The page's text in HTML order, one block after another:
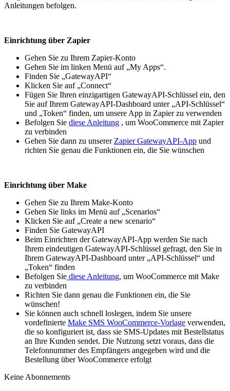
Anleitungen befolgen.
Einrichtung über Zapier
Gehen Sie zu Ihrem Zapier-Konto
Gehen Sie im linken Menü auf „My Apps“.
Finden Sie „GatewayAPI“
Klicken Sie auf „Connect“
Fügen Sie Ihren einzigartigen GatewayAPI-Schlüssel ein, den
Sie auf Ihrem GatewayAPI-Dashboard unter „API-Schlüssel“
und „Token“ finden, um unsere App in Zapier zu verwenden
Befolgen Sie diese Anleitung , um WooCommerce mit Zapier
zu verbinden
Gehen Sie dann zu unserer Zapier GatewayAPI-App und
richten Sie genau die Funktionen ein, die Sie wünschen
Einrichtung über Make
Gehen Sie zu Ihrem Make-Konto
Gehen Sie links im Menü auf „Scenarios“
Klicken Sie auf „Create a new scenario“
Finden Sie GatewayAPI
Beim Einrichten der GatewayAPI-App werden Sie nach
Ihrem eindeutigen GatewayAPI-Schlüssel gefragt, den Sie in
Ihrem GatewayAPI-Dashboard unter „API-Schlüssel“ und
„Token“ finden
Befolgen Sie diese Anleitung, um WooCommerce mit Make
zu verbinden
Richten Sie dann genau die Funktionen ein, die Sie
wünschen!
Sie können auch schnell loslegen, indem Sie unsere
vordefinierte Make SMS WooCommerce-Vorlage verwenden,
die so konfiguriert ist, dass sie SMS-Updates mit Bestellstatus
an Ihre Kunden sendet. Die Nutzung setzt voraus, dass die
Telefonnummer des Empfängers angegeben wird und die
Bestellung über WooCommerce erfolgt
Keine Abonnements